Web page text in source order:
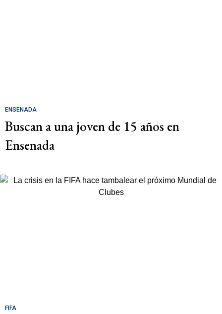
ENSENADA
Buscan a una joven de 15 años en
Ensenada
FIFA